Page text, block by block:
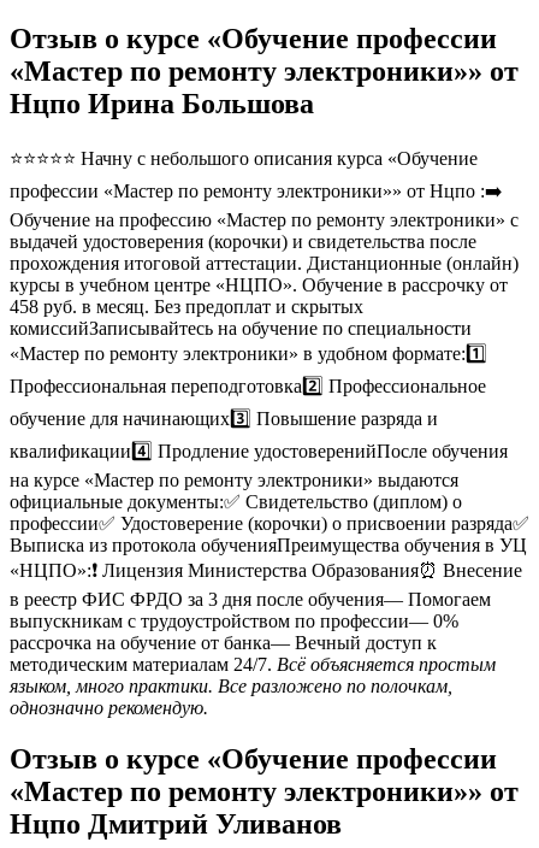
Отзыв о курсе «Обучение профессии
«Мастер по ремонту электроники»» от
Нцпо Ирина Большова
⭐⭐⭐⭐⭐ Начну с небольшого описания курса «Обучение
профессии «Мастер по ремонту электроники»» от Нцпо :➡️
Обучение на профессию «Мастер по ремонту электроники» с
выдачей удостоверения (корочки) и свидетельства после
прохождения итоговой аттестации. Дистанционные (онлайн)
курсы в учебном центре «НЦПО». Обучение в рассрочку от
458 руб. в месяц. Без предоплат и скрытых
комиссийЗаписывайтесь на обучение по специальности
«Мастер по ремонту электроники» в удобном формате:1️⃣
Профессиональная переподготовка2️⃣ Профессиональное
обучение для начинающих3️⃣ Повышение разряда и
квалификации4️⃣ Продление удостоверенийПосле обучения
на курсе «Мастер по ремонту электроники» выдаются
официальные документы:✅ Свидетельство (диплом) о
профессии✅ Удостоверение (корочки) о присвоении разряда✅
Выписка из протокола обученияПреимущества обучения в УЦ
«НЦПО»:❗️ Лицензия Министерства Образования⏰ Внесение
в реестр ФИС ФРДО за 3 дня после обучения— Помогаем
выпускникам с трудоустройством по профессии— 0%
рассрочка на обучение от банка— Вечный доступ к
методическим материалам 24/7. Всё объясняется простым
языком, много практики. Все разложено по полочкам,
однозначно рекомендую.
Отзыв о курсе «Обучение профессии
«Мастер по ремонту электроники»» от
Нцпо Дмитрий Уливанов